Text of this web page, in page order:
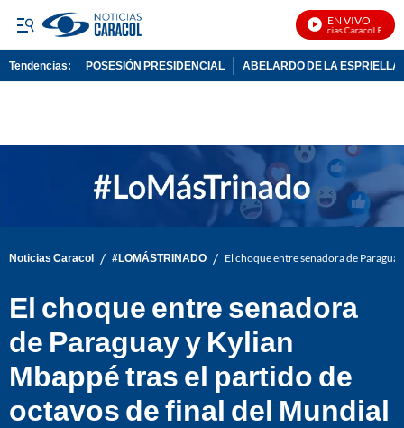
EN VIVO
Noticias Caracol En Vivo
Tendencias: POSESIÓN PRESIDENCIAL ABELARDO DE LA ESPRIELLA
Noticias Caracol / #LOMÁSTRINADO / El choque entre senadora de
El choque entre senadora
de Paraguay y Kylian
Mbappé tras el partido de
octavos de final del Mundial